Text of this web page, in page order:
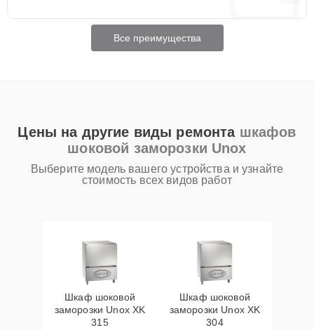
Все преимущества
Цены на другие виды ремонта шкафов
шоковой заморозки Unox
Выберите модель вашего устройства и узнайте
стоимость всех видов работ
Шкаф шоковой
заморозки Unox XK
315
Шкаф шоковой
заморозки Unox XK
304